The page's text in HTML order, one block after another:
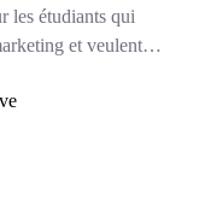
les étudiants qui
et veulent
à ceux qui
pédagogique
métiers, et le tout